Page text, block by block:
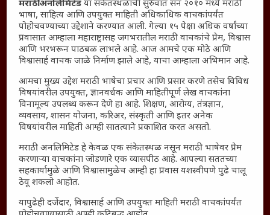
English To Marathi
English To Hindi
Kruti Dev Unicode
Shop Unlimited
Thought For The Day
सामान्य आजारांवर गावठी उपाय – घरच्या घरी मिळवा प्राथमिक
आराम
आजच्या युगातील तरुण पिढी कुठे हरवली?
महाराष्ट्रातील किल्ल्यांचे महत्त्व : स्वराज्याच्या वैभवशाली इतिहासाचे
₹370 ची बिर्याणी” आणि हरवत चाललेली संवेदनशीलता : आजच्या
मराठी अनलिमिटेड या संकेतस्थळाची सुरुवात सन २०१० मध्ये मराठी
भाषा, साहित्य आणि उपयुक्त माहिती अधिकाधिक वाचकांपर्यंत
पोहोचवण्याच्या उद्देशाने करण्यात आली. गेल्या १५ पेक्षा अधिक वर्षांच्या
प्रवासात आम्हाला महाराष्ट्रासह जगभरातील मराठी वाचकांचे प्रेम, विश्वास
आणि भरभरून पाठबळ लाभले आहे. आज आमचे एक मोठे आणि
विश्वासार्ह वाचक जाळे निर्माण झाले आहे, याचा आम्हाला अभिमान आहे.
आमचा मुख्य उद्देश मराठी भाषेचा प्रचार आणि प्रसार करणे तसेच विविध
विषयांवरील उपयुक्त, ज्ञानवर्धक आणि माहितीपूर्ण लेख वाचकांना
विनामूल्य उपलब्ध करून देणे हा आहे. शिक्षण, आरोग्य, तंत्रज्ञान,
व्यवसाय, शासन योजना, करिअर, संस्कृती आणि इतर अनेक
विषयांवरील माहिती आम्ही सातत्याने प्रकाशित करत असतो.
मराठी अनलिमिटेड हे केवळ एक संकेतस्थळ नसून मराठी भाषेवर प्रेम
करणाऱ्या वाचकांना जोडणारे एक व्यासपीठ आहे. आपल्या सततच्या
सहकार्यामुळे आणि विश्वासामुळेच आम्ही हा प्रवास यशस्वीपणे पुढे चालू
ठेवू शकलो आहोत.
यापुढेही दर्जेदार, विश्वासार्ह आणि उपयुक्त माहिती मराठी वाचकांपर्यंत